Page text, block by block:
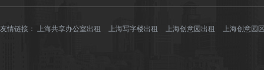
友情链接： 上海共享办公室出租 上海写字楼出租 上海创意园出租 上海创意园